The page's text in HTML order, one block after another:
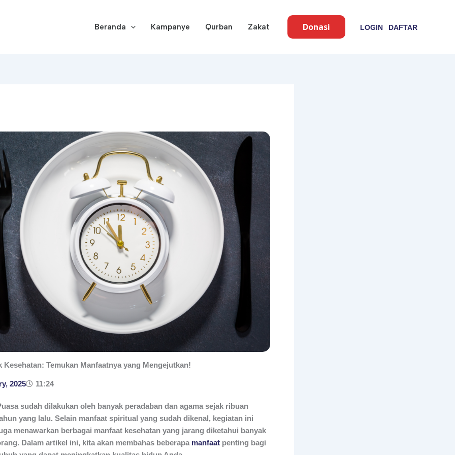
Beranda Kampanye Qurban Zakat Donasi LOGIN DAFTAR
Kesehatan: Temukan Manfaatnya yang Mengejutkan!
2025 11:24
sudah dilakukan oleh banyak peradaban dan agama sejak ribuan
yang lalu. Selain manfaat spiritual yang sudah dikenal, kegiatan ini
menawarkan berbagai manfaat kesehatan yang jarang diketahui banyak
Dalam artikel ini, kita akan membahas beberapa manfaatpenting bagi